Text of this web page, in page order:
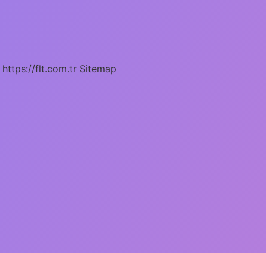
https://flt.com.tr Sitemap